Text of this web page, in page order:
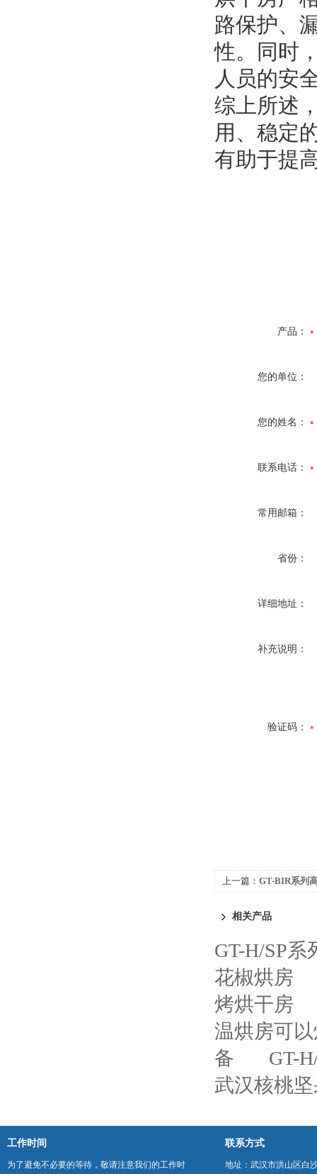
路保护、
性。同时
人员的安
综上所述
用、稳定
有助于提
产品：
您的单位：
您的姓名：
联系电话：
常用邮箱：
省份：
详细地址：
补充说明：
验证码：
上一篇： GT-BIR系列
相关产品
GT-H/SP
花椒烘房
烤烘干房
温烘房可
备
GT-
武汉核桃
工作时间
为了避免不必要的等待，敬请注意我们的工作时
联系方式
地址：武汉市洪山区白